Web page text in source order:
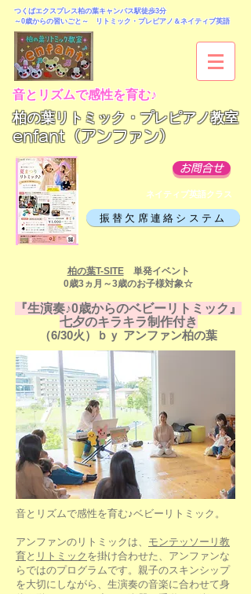
つくばエクスプレス柏の葉キャンパス駅徒歩3分
～0歳からの習いごと～ リトミック・プレピアノ＆ネイティブ英語
音とリズムで感性を育む♪
柏の葉リトミック・プレピアノ教室
enfant（アンファン）
お問合せ
ネイティブ英語クラス
振替欠席連絡システム
柏の葉T-SITE単発イベント
0歳3ヵ月～3歳のお子様対象☆
『生演奏♪0歳からのベビーリトミック』
​七夕のキラキラ制作付き
（6/30火）
ｂｙ アンファン柏の葉
音とリズムで感性を育む♪ベビーリトミック。
アンファンのリトミックは、 モンテッソーリ教
育と リトミック を掛け合わせた、アンファンな
らではのプログラムです。親子のスキンシップ
を大切にしながら、生演奏の音楽に合わせて身